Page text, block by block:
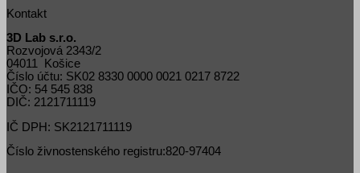
Kontakt
3D Lab s.r.o.
Rozvojová 2343/2
04011 Košice
Číslo účtu: SK02 8330 0000 0021 0217 8722
IČO: 54 545 838
DIČ: 2121711119
IČ DPH: SK2121711119
Číslo živnostenského registru:820-97404